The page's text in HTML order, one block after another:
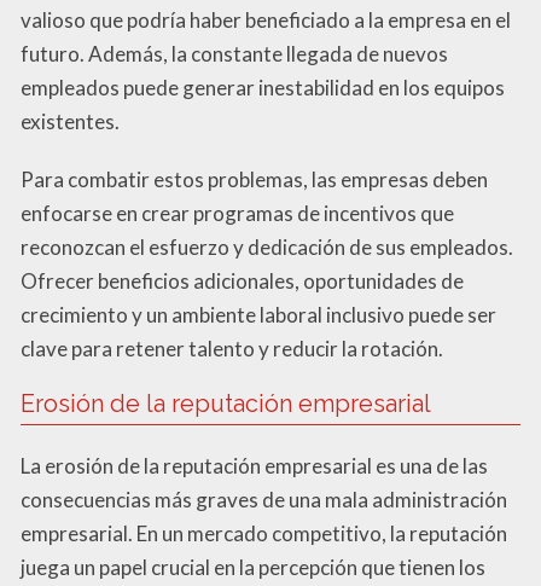
valioso que podría haber beneficiado a la empresa en el
futuro. Además, la constante llegada de nuevos
empleados puede generar inestabilidad en los equipos
existentes.
Para combatir estos problemas, las empresas deben
enfocarse en crear programas de incentivos que
reconozcan el esfuerzo y dedicación de sus empleados.
Ofrecer beneficios adicionales, oportunidades de
crecimiento y un ambiente laboral inclusivo puede ser
clave para retener talento y reducir la rotación.
Erosión de la reputación empresarial
La erosión de la reputación empresarial es una de las
consecuencias más graves de una mala administración
empresarial. En un mercado competitivo, la reputación
juega un papel crucial en la percepción que tienen los